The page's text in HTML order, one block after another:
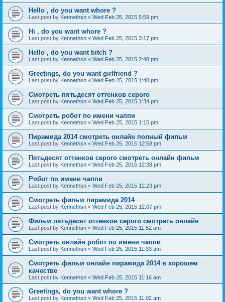
Hello , do you want whore ?
Last post by Kennethsn « Wed Feb 25, 2015 5:59 pm
Hi , do you want whore ?
Last post by Kennethsn « Wed Feb 25, 2015 3:17 pm
Hello , do you want bitch ?
Last post by Kennethsn « Wed Feb 25, 2015 2:48 pm
Greetings, do you want girlfriend ?
Last post by Kennethsn « Wed Feb 25, 2015 1:48 pm
Смотреть пятьдесят оттенков серого
Last post by Kennethsn « Wed Feb 25, 2015 1:34 pm
Смотреть робот по имени чаппи
Last post by Kennethsn « Wed Feb 25, 2015 1:15 pm
Пирамида 2014 смотреть онлайн полный фильм
Last post by Kennethsn « Wed Feb 25, 2015 12:58 pm
Пятьдесят оттенков серого смотреть онлайн фильм
Last post by Kennethsn « Wed Feb 25, 2015 12:38 pm
Робот по имени чаппи
Last post by Kennethsn « Wed Feb 25, 2015 12:23 pm
Смотреть фильм пирамида 2014
Last post by Kennethsn « Wed Feb 25, 2015 12:07 pm
Фильм пятьдесят оттенков серого смотреть онлайн
Last post by Kennethsn « Wed Feb 25, 2015 11:52 am
Смотреть онлайн робот по имени чаппи
Last post by Kennethsn « Wed Feb 25, 2015 11:33 am
Смотреть фильм онлайн пирамида 2014 в хорошем
качестве
Last post by Kennethsn « Wed Feb 25, 2015 11:16 am
Greetings, do you want whore ?
Last post by Kennethsn « Wed Feb 25, 2015 11:02 am